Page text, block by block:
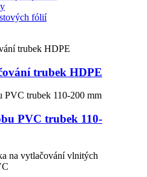
fólií
trubek HDPE
PVC trubek 110-